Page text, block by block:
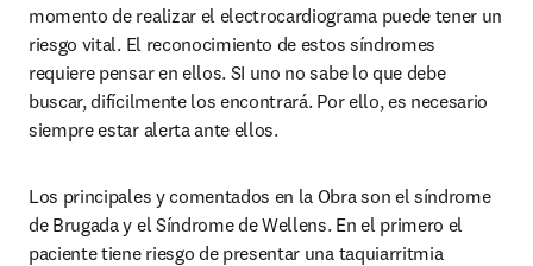
momento de realizar el electrocardiograma puede tener un
riesgo vital. El reconocimiento de estos síndromes
requiere pensar en ellos. SI uno no sabe lo que debe
buscar, difícilmente los encontrará. Por ello, es necesario
siempre estar alerta ante ellos.
Los principales y comentados en la Obra son el síndrome
de Brugada y el Síndrome de Wellens. En el primero el
paciente tiene riesgo de presentar una taquiarritmia